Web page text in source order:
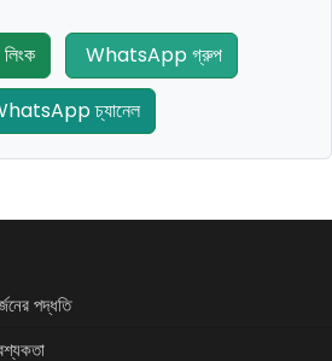
WhatsApp গ্রুপ
চ্যানেল
পদ্ধতি